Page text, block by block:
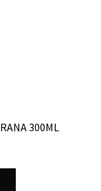
300ML